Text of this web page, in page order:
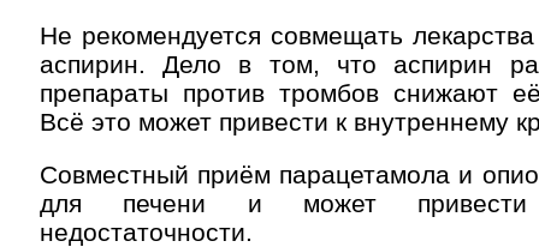
Не рекомендуется совмещать
аспирин. Дело в том, что аспирин
препараты против тромбов снижают
Всё это может привести к внутреннему
Совместный приём парацетамола и
для печени и может привести
недостаточности.